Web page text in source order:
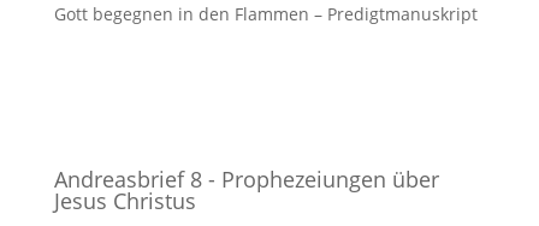
Gott begegnen in den Flammen – Predigtmanuskript
Andreasbrief 8 - Prophezeiungen über
Jesus Christus